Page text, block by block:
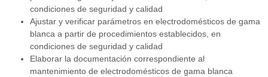
condiciones de seguridad y calidad
Ajustar y verificar parámetros en electrodomésticos de gama
blanca a partir de procedimientos establecidos, en
condiciones de seguridad y calidad
Elaborar la documentación correspondiente al
mantenimiento de electrodomésticos de gama blanca